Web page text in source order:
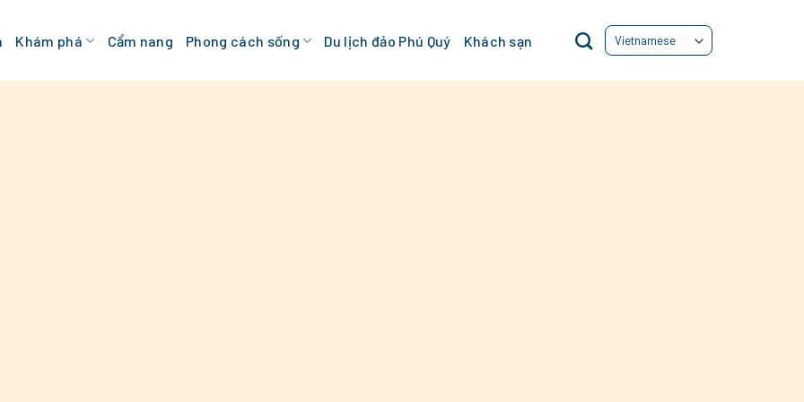
Khám phá Cẩm nang Phong cách sống Du lịch đảo Phú Quý Khách sạn